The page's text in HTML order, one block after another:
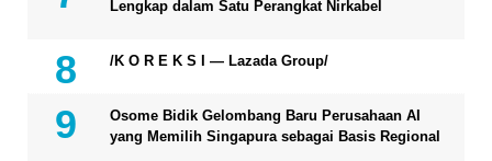
Lengkap dalam Satu Perangkat Nirkabel
/K O R E K S I — Lazada Group/
Osome Bidik Gelombang Baru Perusahaan AI
yang Memilih Singapura sebagai Basis Regional